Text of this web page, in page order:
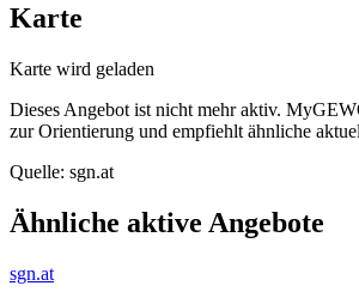
Karte
Karte wird geladen
Dieses Angebot ist nicht mehr aktiv.
zur Orientierung und empfiehlt ähnliche
Quelle: sgn.at
Ähnliche aktive Angebote
sgn.at